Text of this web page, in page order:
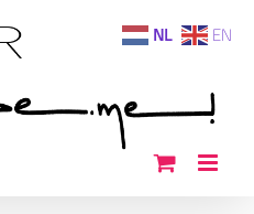
NL EN